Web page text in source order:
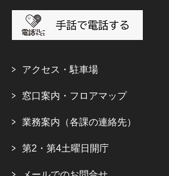
アクセス・駐車場
窓口案内・フロアマップ
業務案内（各課の連絡先）
第2・第4土曜日開庁